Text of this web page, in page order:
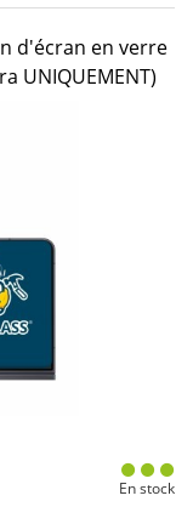
d'écran en verre
UNIQUEMENT)
En stock